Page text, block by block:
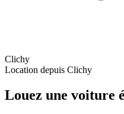
Clichy
Location depuis Clichy
Louez une voiture